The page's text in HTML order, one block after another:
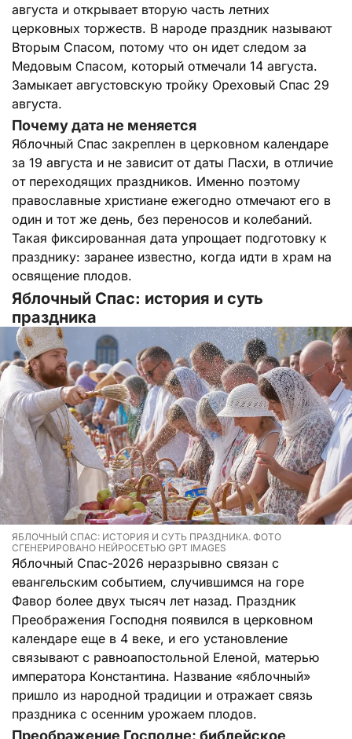
августа и открывает вторую часть летних
церковных торжеств. В народе праздник называют
Вторым Спасом, потому что он идет следом за
Медовым Спасом, который отмечали 14 августа.
Замыкает августовскую тройку Ореховый Спас 29
августа.
Почему дата не меняется
Яблочный Спас закреплен в церковном календаре
за 19 августа и не зависит от даты Пасхи, в отличие
от переходящих праздников. Именно поэтому
православные христиане ежегодно отмечают его в
один и тот же день, без переносов и колебаний.
Такая фиксированная дата упрощает подготовку к
празднику: заранее известно, когда идти в храм на
освящение плодов.
Яблочный Спас: история и суть
праздника
ЯБЛОЧНЫЙ СПАС: ИСТОРИЯ И СУТЬ ПРАЗДНИКА. ФОТО
СГЕНЕРИРОВАНО НЕЙРОСЕТЬЮ GPT IMAGES
Яблочный Спас-2026 неразрывно связан с
евангельским событием, случившимся на горе
Фавор более двух тысяч лет назад. Праздник
Преображения Господня появился в церковном
календаре еще в 4 веке, и его установление
связывают с равноапостольной Еленой, матерью
императора Константина. Название «яблочный»
пришло из народной традиции и отражает связь
праздника с осенним урожаем плодов.
Преображение Господне: библейское